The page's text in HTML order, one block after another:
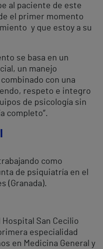
al paciente de este
el primer momento
y que estoy a su
se basa en un
un manejo
con una
respeto e integro
de psicología sin
completo”.
como
de psiquiatría en el
(Granada).
San Cecilio
especialidad
en Medicina General y